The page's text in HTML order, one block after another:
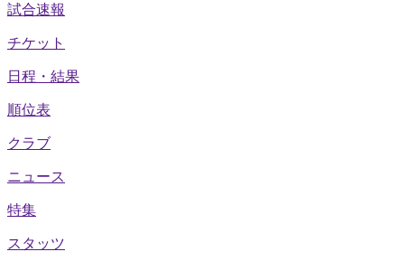
試合速報
チケット
日程・結果
順位表
クラブ
ニュース
特集
スタッツ